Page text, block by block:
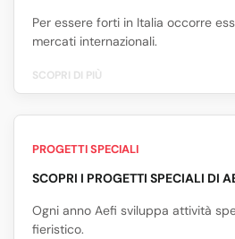
Per essere forti in Italia occorre
mercati internazionali.
SCOPRI DI PIÙ
PROGETTI SPECIALI
SCOPRI I PROGETTI SPECIALI DI
Ogni anno Aefi sviluppa attività
fieristico.